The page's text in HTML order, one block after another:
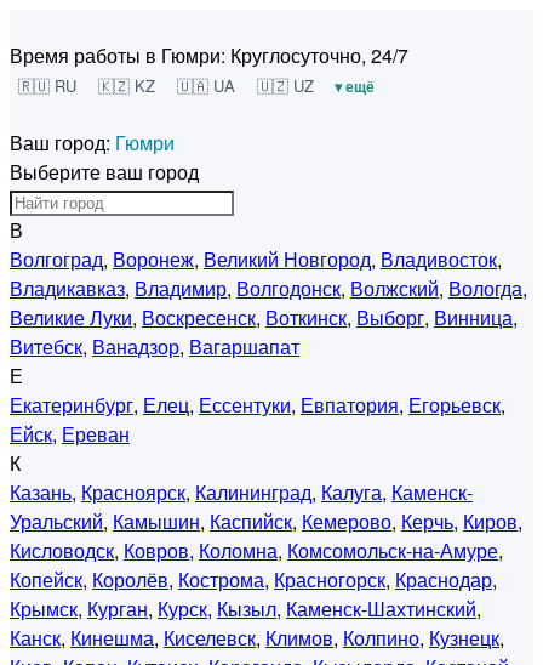
Время работы в Гюмри: Круглосуточно, 24/7
🇷🇺 RU 🇰🇿 KZ 🇺🇦 UA 🇺🇿 UZ ▾ ещё
Ваш город: Гюмри
Выберите ваш город
В
Волгоград, Воронеж, Великий Новгород, Владивосток,
Владикавказ, Владимир, Волгодонск, Волжский, Вологда,
Великие Луки, Воскресенск, Воткинск, Выборг, Винница,
Витебск, Ванадзор, Вагаршапат
Е
Екатеринбург, Елец, Ессентуки, Евпатория, Егорьевск,
Ейск, Ереван
К
Казань, Красноярск, Калининград, Калуга, Каменск-
Уральский, Камышин, Каспийск, Кемерово, Керчь, Киров,
Кисловодск, Ковров, Коломна, Комсомольск-на-Амуре,
Копейск, Королёв, Кострома, Красногорск, Краснодар,
Крымск, Курган, Курск, Кызыл, Каменск-Шахтинский,
Канск, Кинешма, Киселевск, Климов, Колпино, Кузнецк,